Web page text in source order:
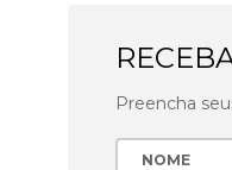
Preencha